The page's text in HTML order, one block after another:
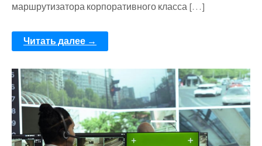
маршрутизатора корпоративного класса […]
Читать далее →